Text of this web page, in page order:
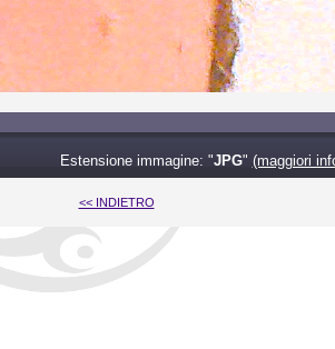
Estensione immagine: "JPG" (maggiori
<< INDIETRO